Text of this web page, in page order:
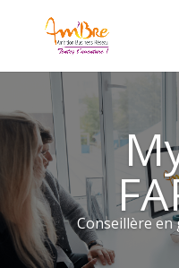
Conseillère